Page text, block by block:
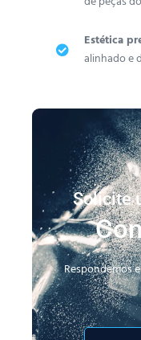
Estética
alinhado e
Solicite
Respondemos